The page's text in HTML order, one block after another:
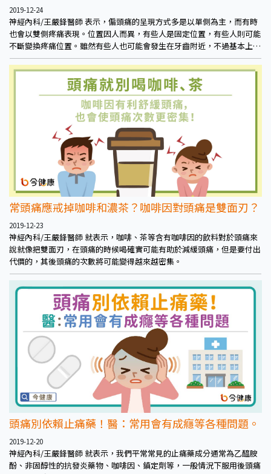
2019-12-24
神經內科/王嚴鋒醫師 表示，偏頭痛的呈現方式多是以單側為主，而有時
也會以雙側疼痛表現。位置因人而異，有些人是固定位置，有些人則可能
不斷變換疼痛位置。雖然有些人也可能會發生在牙齒附近，不過基本上多
發生在頭的上半部，如眼睛、額頭、太陽穴、後腦杓等，其中發生在眼睛
後面是最常見的疼痛之一。
常頭痛應戒掉咖啡和濃茶？咖啡因對頭痛是雙面刃？
2019-12-23
神經內科/王嚴鋒醫師 就表示，咖啡、茶等含有咖啡因的飲料對於頭痛來
說就像把雙面刃，在頭痛的時候喝確實可能有助於減緩頭痛，但是要付出
代價的，其後頭痛的次數將可能變得越來越密集。
頭痛別依賴止痛藥！醫：常用會有成癮等各種問題。
2019-12-20
神經內科/王嚴鋒醫師 就表示，我們平常常見的止痛藥成分通常為乙醯胺
酚、非固醇性的抗發炎藥物、咖啡因、鎮定劑等，一般情況下服用後頭痛